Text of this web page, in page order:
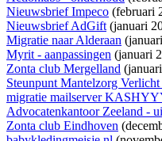
Nieuwsbrief Impeco (februari
Nieuwsbrief AdGift(januari
Migratie naar Alderaan
Myrit - aanpassingen (januari
Zonta club Mergelland
Steunpunt Mantelzorg Verlicht
migratie mailserver
Advocatenkantoor Zeeland -
Zonta club Eindhoven